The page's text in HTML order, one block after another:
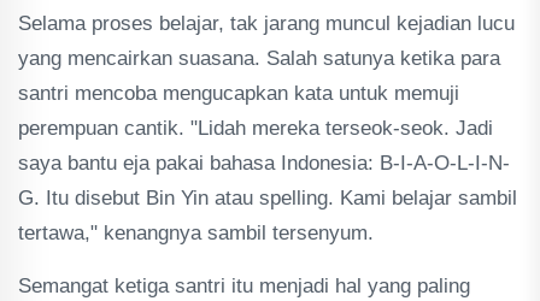
Selama proses belajar, tak jarang muncul kejadian lucu
yang mencairkan suasana. Salah satunya ketika para
santri mencoba mengucapkan kata untuk memuji
perempuan cantik. "Lidah mereka terseok-seok. Jadi
saya bantu eja pakai bahasa Indonesia: B-I-A-O-L-I-N-
G. Itu disebut Bin Yin atau spelling. Kami belajar sambil
tertawa," kenangnya sambil tersenyum.
Semangat ketiga santri itu menjadi hal yang paling